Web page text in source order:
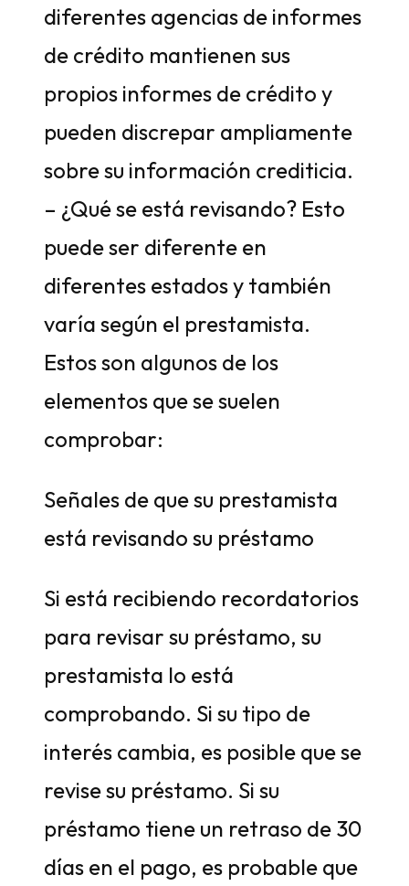
diferentes agencias de informes
de crédito mantienen sus
propios informes de crédito y
pueden discrepar ampliamente
sobre su información crediticia.
– ¿Qué se está revisando? Esto
puede ser diferente en
diferentes estados y también
varía según el prestamista.
Estos son algunos de los
elementos que se suelen
comprobar:
Señales de que su prestamista
está revisando su préstamo
Si está recibiendo recordatorios
para revisar su préstamo, su
prestamista lo está
comprobando. Si su tipo de
interés cambia, es posible que se
revise su préstamo. Si su
préstamo tiene un retraso de 30
días en el pago, es probable que